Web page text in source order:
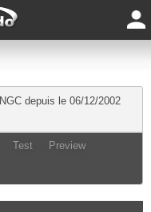
NGC depuis le 06/12/2002
Test Preview